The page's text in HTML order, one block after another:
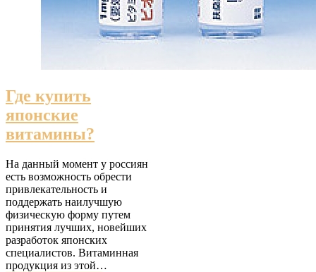
Где купить
японские
витамины?
На данный момент у россиян
есть возможность обрести
привлекательность и
поддержать наилучшую
физическую форму путем
принятия лучших, новейших
разработок японских
специалистов. Витаминная
продукция из этой…